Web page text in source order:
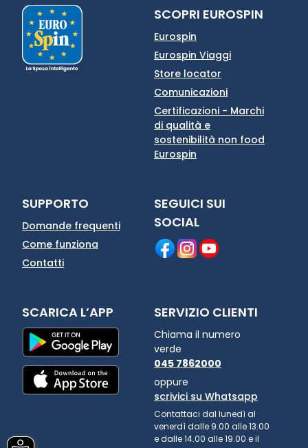
SCOPRI EUROSPIN
Eurospin
Eurospin Viaggi
Store locator
Comunicazioni
Certificazioni - Marchi
di qualità e
sostenibilità non food
Eurospin
SUPPORTO
Domande frequenti
Come funziona
Contatti
SEGUICI SUI
SOCIAL
SCARICA L’APP SERVIZIO CLIENTI
Chiama il numero
verde
045 7862000
oppure
scrivici su Whatsapp
Contattaci dal lunedì al
venerdì dalle 9.00 alle 13.00
e dalle 14.00 alle 19.00 e il